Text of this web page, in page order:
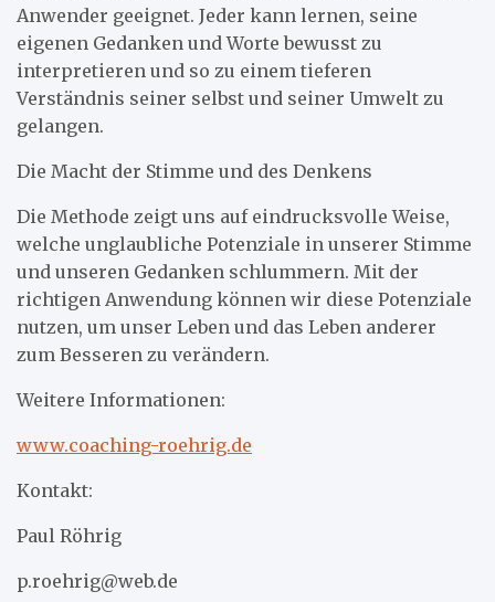
Anwender geeignet. Jeder kann lernen, seine
eigenen Gedanken und Worte bewusst zu
interpretieren und so zu einem tieferen
Verständnis seiner selbst und seiner Umwelt zu
gelangen.
Die Macht der Stimme und des Denkens
Die Methode zeigt uns auf eindrucksvolle Weise,
welche unglaubliche Potenziale in unserer Stimme
und unseren Gedanken schlummern. Mit der
richtigen Anwendung können wir diese Potenziale
nutzen, um unser Leben und das Leben anderer
zum Besseren zu verändern.
Weitere Informationen:
www.coaching-roehrig.de
Kontakt:
Paul Röhrig
p.roehrig@web.de